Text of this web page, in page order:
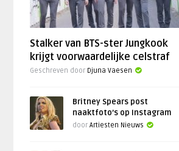
Stalker van BTS-ster Jungkook
krijgt voorwaardelijke celstraf
Geschreven door Djuna Vaesen
Britney Spears post
naaktfoto’s op Instagram
doorArtiesten Nieuws